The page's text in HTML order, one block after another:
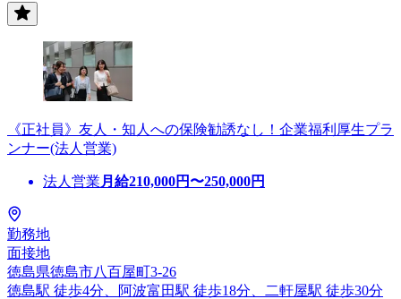
《正社員》友人・知人への保険勧誘なし！企業福利厚生プラ
ンナー(法人営業)
法人営業 月給210,000円〜250,000円
勤務地
面接地
徳島県徳島市八百屋町3-26
徳島駅 徒歩4分、阿波富田駅 徒歩18分、二軒屋駅 徒歩30分